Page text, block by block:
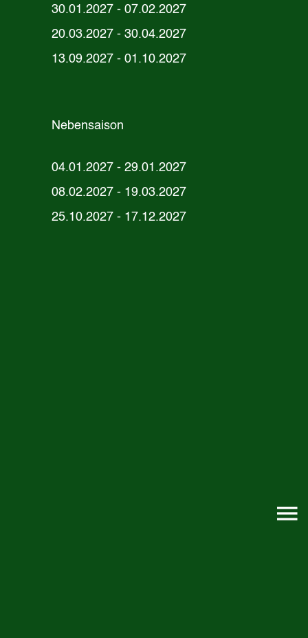
30.01.2027 - 07.02.2027
20.03.2027 - 30.04.2027
13.09.2027 - 01.10.2027
Nebensaison
04.01.2027 - 29.01.2027
08.02.2027 - 19.03.2027
25.10.2027 - 17.12.2027